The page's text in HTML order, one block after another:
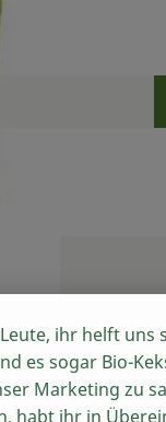
ihr helft uns
es sogar Bio-
Marketing zu
habt ihr in